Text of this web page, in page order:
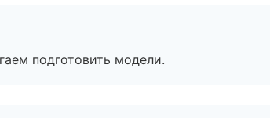
подготовить модели.